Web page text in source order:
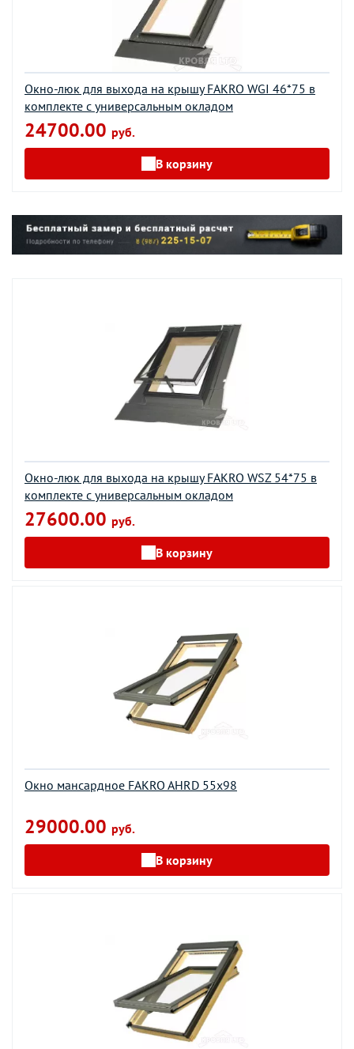
Окно-люк для выхода на крышу FAKRO WGI 46*75 в
комплекте с универсальным окладом
24700.00 руб.
В корзину
Окно-люк для выхода на крышу FAKRO WSZ 54*75 в
комплекте с универсальным окладом
27600.00 руб.
В корзину
Окно мансардное FAKRO AHRD 55х98
29000.00 руб.
В корзину